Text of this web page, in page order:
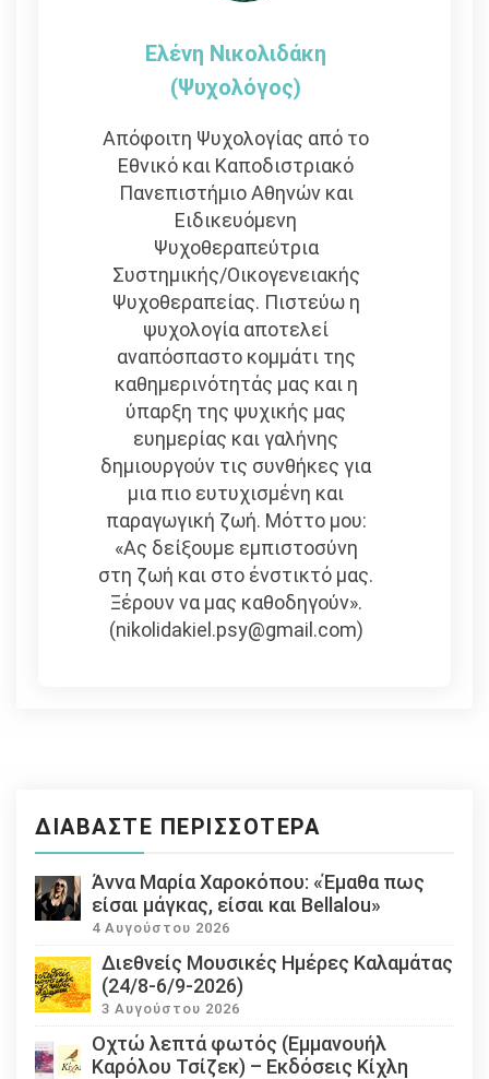
Ελένη Νικολιδάκη
(Ψυχολόγος)
Απόφοιτη Ψυχολογίας από το
Εθνικό και Καποδιστριακό
Πανεπιστήμιο Αθηνών και
Eιδικευόμενη
Ψυχοθεραπεύτρια
Συστημικής/Οικογενειακής
Ψυχοθεραπείας. Πιστεύω η
ψυχολογία αποτελεί
αναπόσπαστο κομμάτι της
καθημερινότητάς μας και η
ύπαρξη της ψυχικής μας
ευημερίας και γαλήνης
δημιουργούν τις συνθήκες για
μια πιο ευτυχισμένη και
παραγωγική ζωή. Μόττο μου:
«Ας δείξουμε εμπιστοσύνη
στη ζωή και στο ένστικτό μας.
Ξέρουν να μας καθοδηγούν».
(nikolidakiel.psy@gmail.com)
ΔΙΑΒΆΣΤΕ ΠΕΡΙΣΣΌΤΕΡΑ
Άννα Μαρία Χαροκόπου: «Έμαθα πως
είσαι μάγκας, είσαι και Bellalou»
4 Αυγούστου 2026
Διεθνείς Μουσικές Ημέρες Καλαμάτας
(24/8-6/9-2026)
3 Αυγούστου 2026
Οχτώ λεπτά φωτός (Εμμανουήλ
Καρόλου Τσίζεκ) – Εκδόσεις Κίχλη